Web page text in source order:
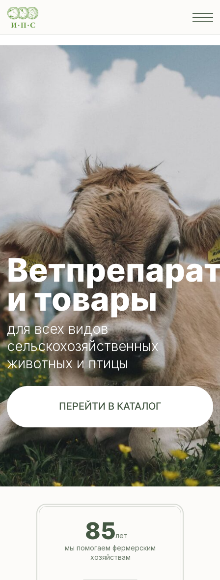
ПЕРЕЙТИ В КАТАЛОГ
ПЕРЕЙТИ В КАТАЛОГ
Ветпрепараты
и товары
для всех видов
сельскохозяйственных
животных и птицы
лет
мы помогаем фермерским
хозяйствам
85